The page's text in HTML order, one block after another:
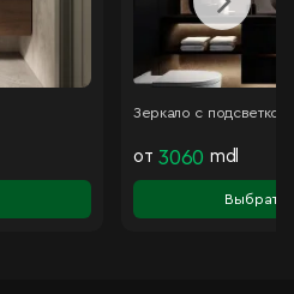
Зеркало с подсветкой
от 3060 mdl
Выбрать